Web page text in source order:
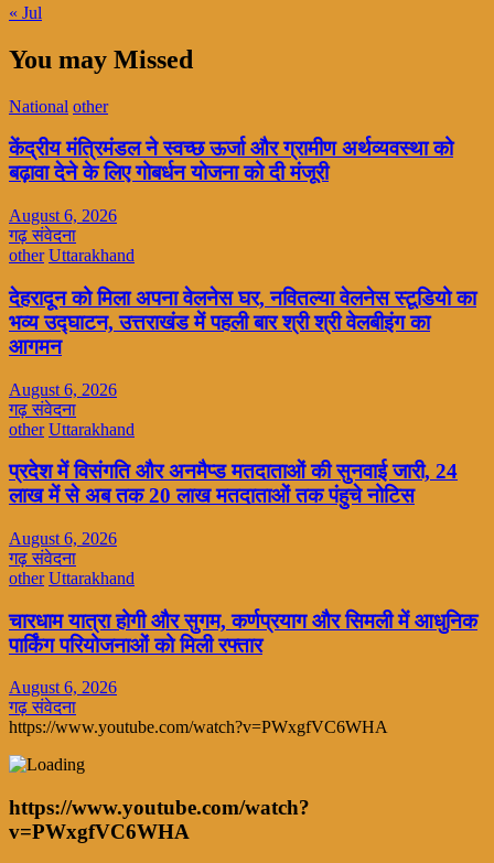
« Jul
You may Missed
National other
केंद्रीय मंत्रिमंडल ने स्वच्छ ऊर्जा और ग्रामीण अर्थव्यवस्था को
बढ़ावा देने के लिए गोबर्धन योजना को दी मंजूरी
August 6, 2026
गढ़ संवेदना
other Uttarakhand
देहरादून को मिला अपना वेलनेस घर, नवितल्या वेलनेस स्टूडियो का
भव्य उद्घाटन, उत्तराखंड में पहली बार श्री श्री वेलबीइंग का
आगमन
August 6, 2026
गढ़ संवेदना
other Uttarakhand
प्रदेश में विसंगति और अनमैप्ड मतदाताओं की सुनवाई जारी, 24
लाख में से अब तक 20 लाख मतदाताओं तक पंहुचे नोटिस
August 6, 2026
गढ़ संवेदना
other Uttarakhand
चारधाम यात्रा होगी और सुगम, कर्णप्रयाग और सिमली में आधुनिक
पार्किंग परियोजनाओं को मिली रफ्तार
August 6, 2026
गढ़ संवेदना
https://www.youtube.com/watch?v=PWxgfVC6WHA
https://www.youtube.com/watch?
v=PWxgfVC6WHA